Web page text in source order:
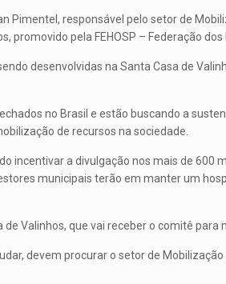
responsável pelo setor de
pela FEHOSP – Federação
desenvolvidas na Santa Casa de
no Brasil e estão buscando a
de recursos na sociedade.
incentivar a divulgação nos mais de
municipais terão em manter um
Valinhos, que vai receber o comitê
devem procurar o setor de